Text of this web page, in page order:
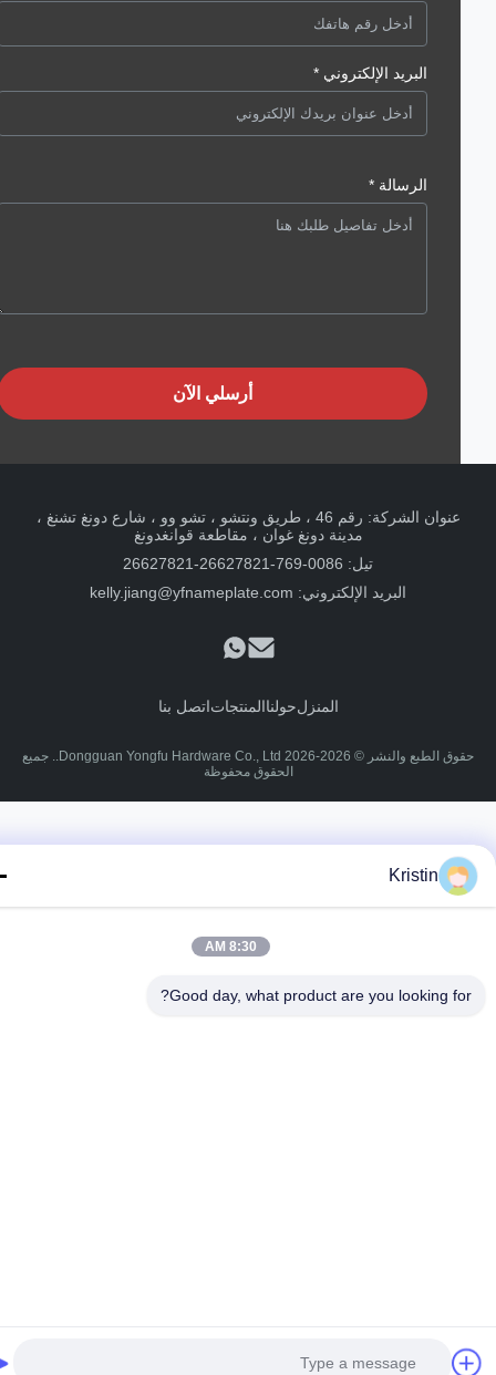
البريد الإلكتروني *
الرسالة *
أرسلي الآن
عنوان الشركة: رقم 46 ، طريق ونتشو ، تشو وو ، شارع دونغ تشنغ ،
مدينة دونغ غوان ، مقاطعة قوانغدونغ
البريد الإلكتروني: kelly.jiang@yfnameplate.com
المنزلحولنا المنتجاتاتصل بنا
حقوق الطبع والنشر © 2026-2026 Dongguan Yongfu Hardware Co., Ltd.. جميع
الحقوق محفوظة
Kristin
8:30 AM
Good day, what product are you looking